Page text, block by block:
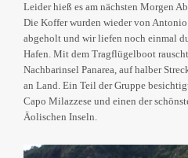
Leider hieß es am nächsten Morgen
Die Koffer wurden wieder von
abgeholt und wir liefen noch einmal
Hafen. Mit dem Tragflügelboot
Nachbarinsel Panarea, auf halber
an Land. Ein Teil der Gruppe
Capo Milazzese und einen der
Äolischen Inseln.